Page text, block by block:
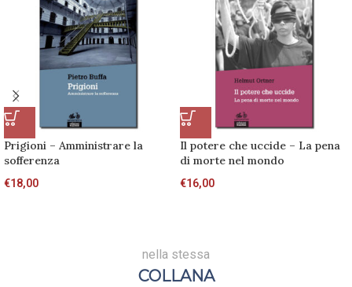
Prigioni – Amministrare la
sofferenza
€18,00
Il potere che uccide – La pena
di morte nel mondo
€16,00
nella stessa
COLLANA